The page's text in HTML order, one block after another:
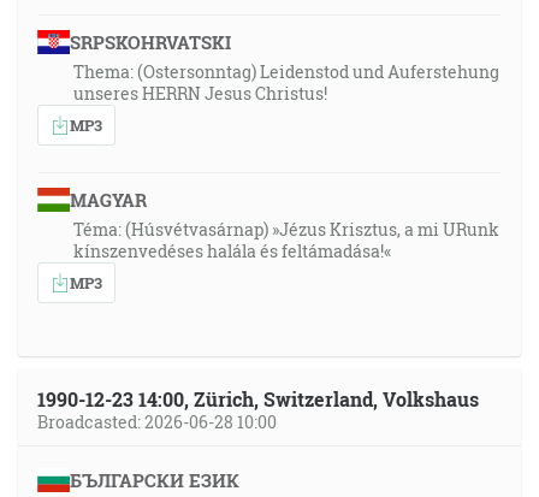
SRPSKOHRVATSKI
Thema: (Ostersonntag) Leidenstod und Auferstehung
unseres HERRN Jesus Christus!
MP3
MAGYAR
Téma: (Húsvétvasárnap) »Jézus Krisztus, a mi URunk
kínszenvedéses halála és feltámadása!«
MP3
1990-12-23 14:00, Zürich, Switzerland, Volkshaus
Broadcasted: 2026-06-28 10:00
БЪЛГАРСКИ ЕЗИК